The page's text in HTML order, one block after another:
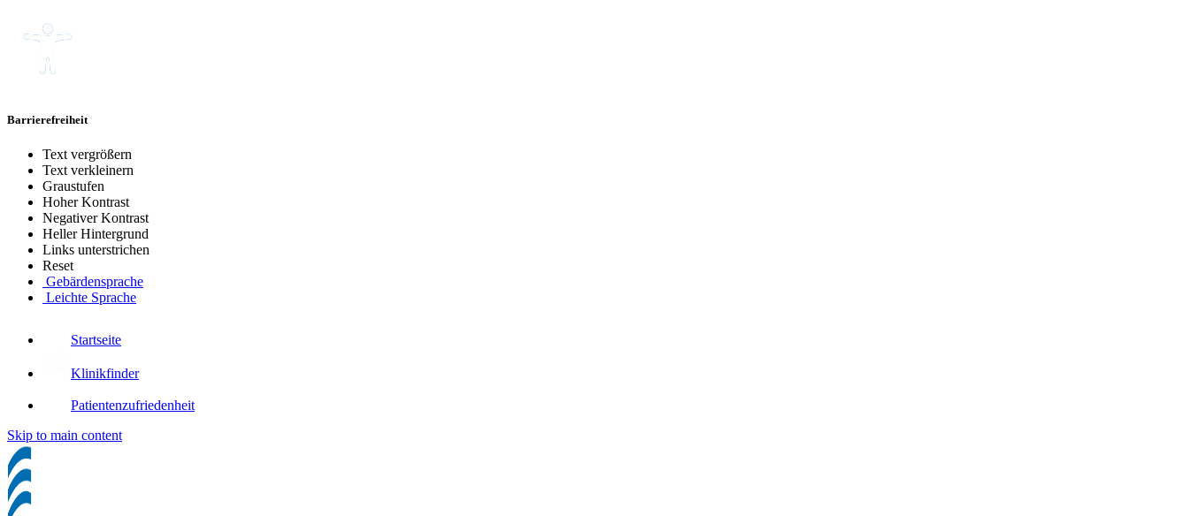
Barrierefreiheit
Text vergrößern
Text verkleinern
Graustufen
Hoher Kontrast
Negativer Kontrast
Heller Hintergrund
Links unterstrichen
Reset
Gebärdensprache
Leichte Sprache
Startseite
Klinikfinder
Patientenzufriedenheit
Skip to main content